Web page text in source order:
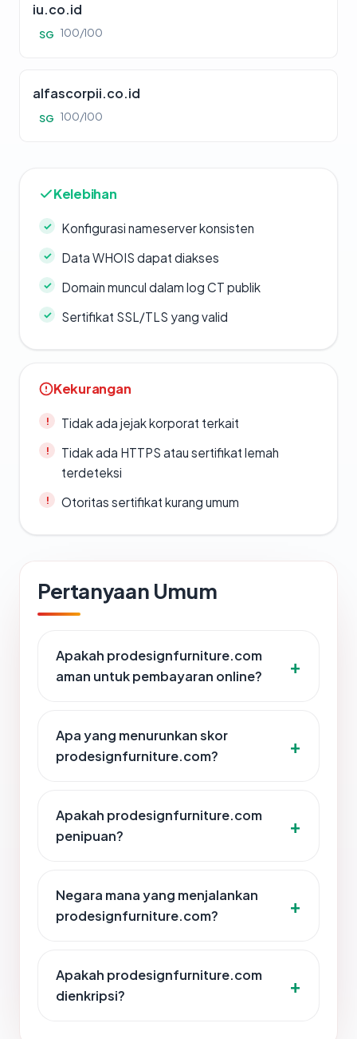
iu.co.id
SG 100/100
alfascorpii.co.id
SG 100/100
Kelebihan
Konfigurasi nameserver konsisten
Data WHOIS dapat diakses
Domain muncul dalam log CT publik
Sertifikat SSL/TLS yang valid
Kekurangan
Tidak ada jejak korporat terkait
Tidak ada HTTPS atau sertifikat lemah
terdeteksi
Otoritas sertifikat kurang umum
Pertanyaan Umum
Apakah prodesignfurniture.com
aman untuk pembayaran online?
Apa yang menurunkan skor
prodesignfurniture.com?
Apakah prodesignfurniture.com
penipuan?
Negara mana yang menjalankan
prodesignfurniture.com?
Apakah prodesignfurniture.com
dienkripsi?